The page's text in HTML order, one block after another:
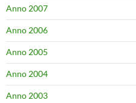
Anno 2007
Anno 2006
Anno 2005
Anno 2004
Anno 2003